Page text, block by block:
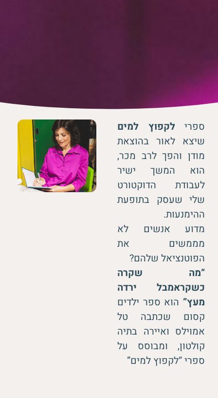
ספרילקפוץ למים
שיצא לאור בהוצאת
מודן והפך לרב מכר,
הוא המשך ישיר
לעבודת הדוקטורט
שלי שעסק בתופעת
ההימנעות.
מדוע אנשים לא
מממשים את
הפוטנציאל שלהם?
“מה שקרה
כשקראמבל ירדה
מעץ” הוא ספר ילדים
קסום שכתבה טל
אמוילס ואיירה בתיה
קולטון, ומבוסס על
ספרי “לקפוץ למים”